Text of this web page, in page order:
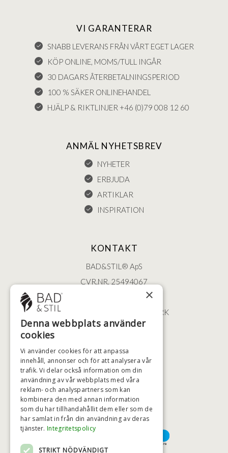
VI GARANTERAR
SNABB LEVERANS FRÅN VÅRT EGET LAGER
KÖP ONLINE, MOMS/TULL INGÅR
30 DAGARS ÅTERBETALNINGSPERIOD
100 % SÄKER ONLINEHANDEL
HJÄLP & RIKTLINJER +46 (0)79 008 12 60
ANMÄL NYHETSBREV
NYHETER
ERBJUDA
ARTIKLAR
INSPIRATION
KONTAKT
BAD&STIL® ApS
CVR.NR. 25494067
ØSTERBROGADE 202
2100 KØBENHAVN • DANMARK
+46 (0)79 008 12 60
HÖGSTA KREDITVÄRDIGHET
BETALNINGSALTERNATIV
×
Denna webbplats använder
cookies
Vi använder cookies för att anpassa
innehåll, annonser och för att analysera vår
trafik. Vi delar också information om din
användning av vår webbplats med våra
reklam- och analyspartners som kan
kombinera den med annan information
som du har tillhandahållit dem eller som de
har samlat in från din användning av deras
tjänster. Integritetspolicy
STRIKT NÖDVÄNDIGT